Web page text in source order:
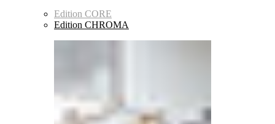
Edition CORE
Edition CHROMA